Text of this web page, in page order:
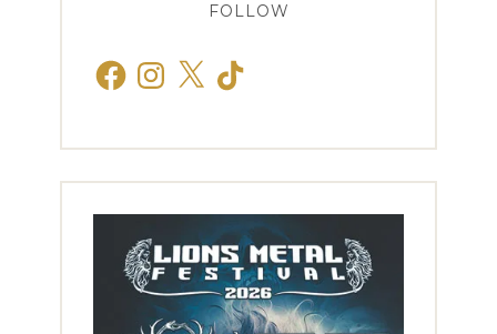
FOLLOW
FacebookInstagram
X TikTok